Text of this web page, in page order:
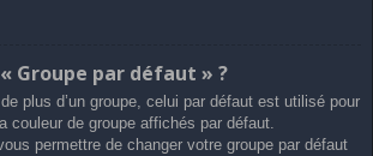
« Groupe par défaut » ?
plus d’un groupe, celui par défaut est utilisé pour
couleur de groupe affichés par défaut.
permettre de changer votre groupe par défaut